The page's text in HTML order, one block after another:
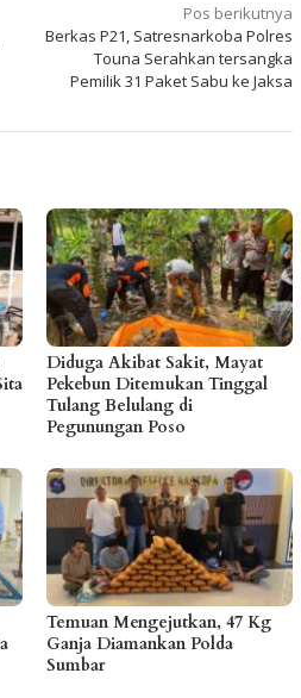
Pos berikutnya
Berkas P21, Satresnarkoba Polres
Touna Serahkan tersangka
Pemilik 31 Paket Sabu ke Jaksa
Diduga Akibat Sakit, Mayat
Pekebun Ditemukan Tinggal
Tulang Belulang di
Pegunungan Poso
Temuan Mengejutkan, 47 Kg
Ganja Diamankan Polda
Sumbar